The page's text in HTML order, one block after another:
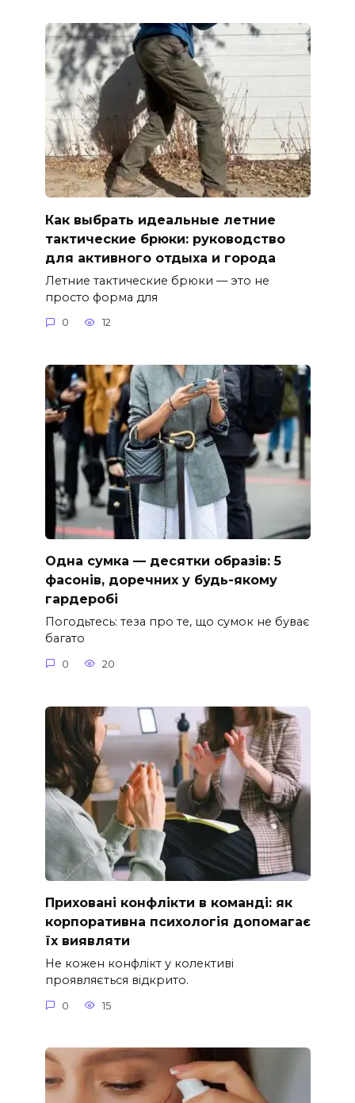
Как выбрать идеальные летние
тактические брюки: руководство
для активного отдыха и города
Летние тактические брюки — это не
просто форма для
0 12
Одна сумка — десятки образів: 5
фасонів, доречних у будь-якому
гардеробі
Погодьтесь: теза про те, що сумок не буває
багато
0 20
Приховані конфлікти в команді: як
корпоративна психологія допомагає
їх виявляти
Не кожен конфлікт у колективі
проявляється відкрито.
0 15